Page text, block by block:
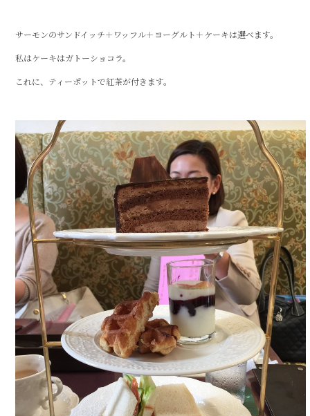
サーモンのサンドイッチ＋ワッフル＋ヨーグルト＋ケーキは選べます。
私はケーキはガトーショコラ。
これに、ティーポットで紅茶が付きます。